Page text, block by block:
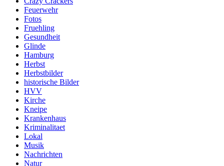
Feuerwehr
Fotos
Fruehling
Gesundheit
Glinde
Hamburg
Herbst
Herbstbilder
historische Bilder
HVV
Kirche
Kneipe
Krankenhaus
Kriminalitaet
Lokal
Musik
Nachrichten
Natur